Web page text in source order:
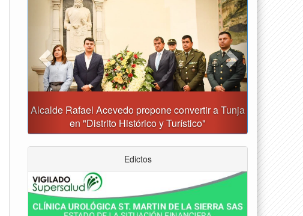
Gobernación y Alcaldía de Tunja revisan 120
proyectos con inversiones superiores a $385.000
millones
Edictos